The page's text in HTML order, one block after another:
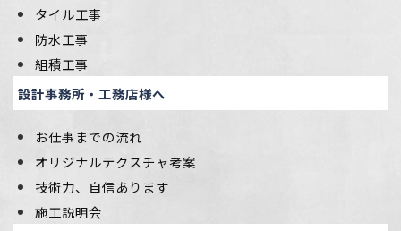
タイル工事
防水工事
組積工事
設計事務所・工務店様へ
お仕事までの流れ
オリジナルテクスチャ考案
技術力、自信あります
施工説明会